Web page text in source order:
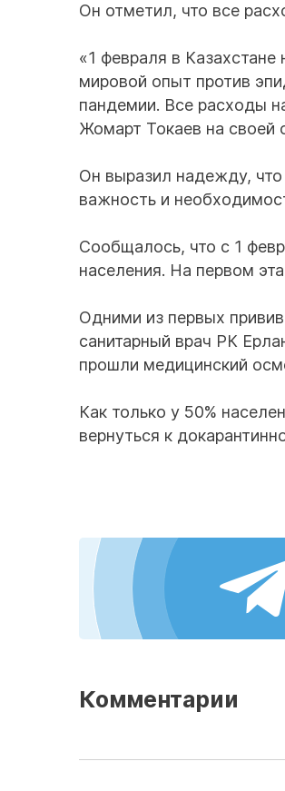
Он отметил, что все
«1 февраля в
мировой опыт против
пандемии. Все расходы
Жомарт Токаев на своей
Он выразил надежду,
важность и
Сообщалось, что с 1
населения. На первом
Одними из первых
санитарный врач РК
прошли медицинский
Как только у 50%
вернуться к
Комментарии